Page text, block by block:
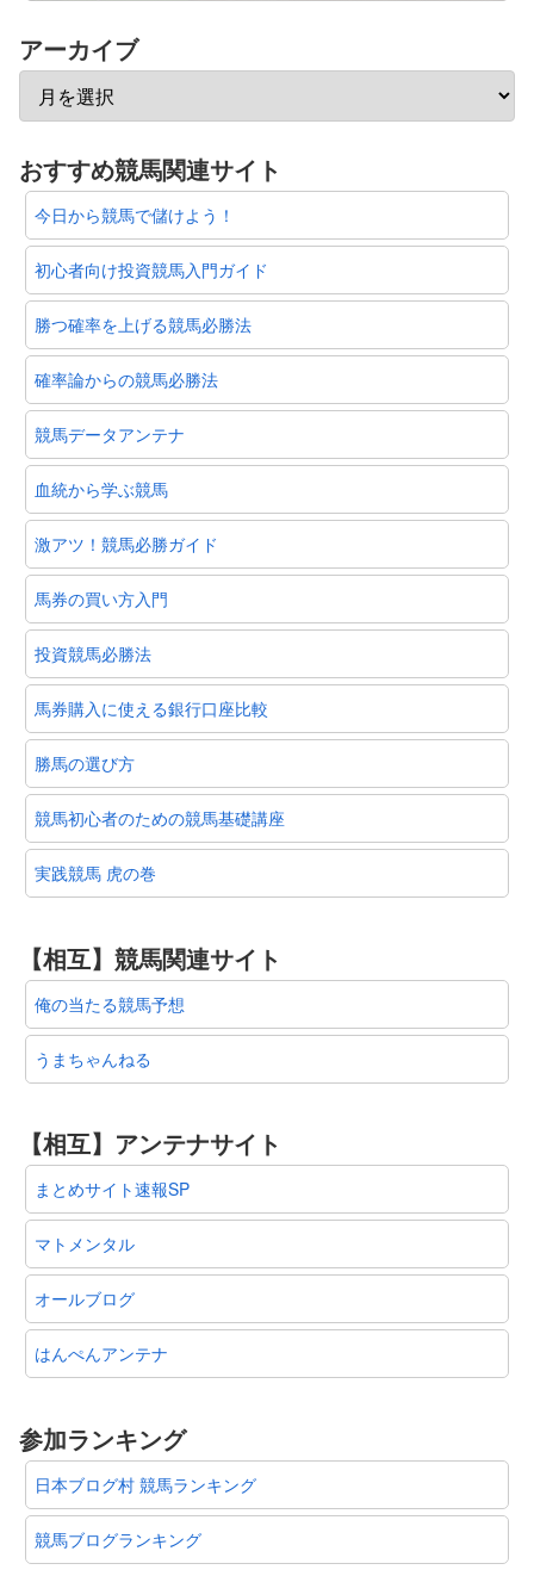
アーカイブ
おすすめ競馬関連サイト
今日から競馬で儲けよう！
初心者向け投資競馬入門ガイド
勝つ確率を上げる競馬必勝法
確率論からの競馬必勝法
競馬データアンテナ
血統から学ぶ競馬
激アツ！競馬必勝ガイド
馬券の買い方入門
投資競馬必勝法
馬券購入に使える銀行口座比較
勝馬の選び方
競馬初心者のための競馬基礎講座
実践競馬 虎の巻
【相互】競馬関連サイト
俺の当たる競馬予想
うまちゃんねる
【相互】アンテナサイト
まとめサイト速報SP
マトメンタル
オールブログ
はんぺんアンテナ
参加ランキング
日本ブログ村 競馬ランキング
競馬ブログランキング